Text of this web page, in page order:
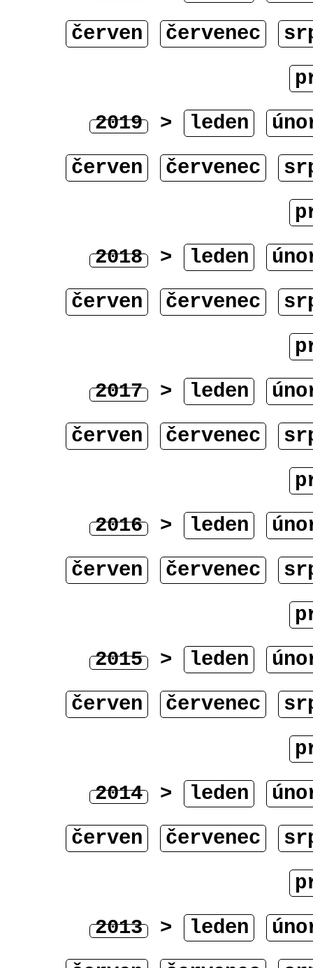
červen
červenec
2019 > leden
červen
červenec
2018 > leden
červen
červenec
2017 > leden
červen
červenec
2016 > leden
červen
červenec
2015 > leden
červen
červenec
2014 > leden
červen
červenec
2013 > leden